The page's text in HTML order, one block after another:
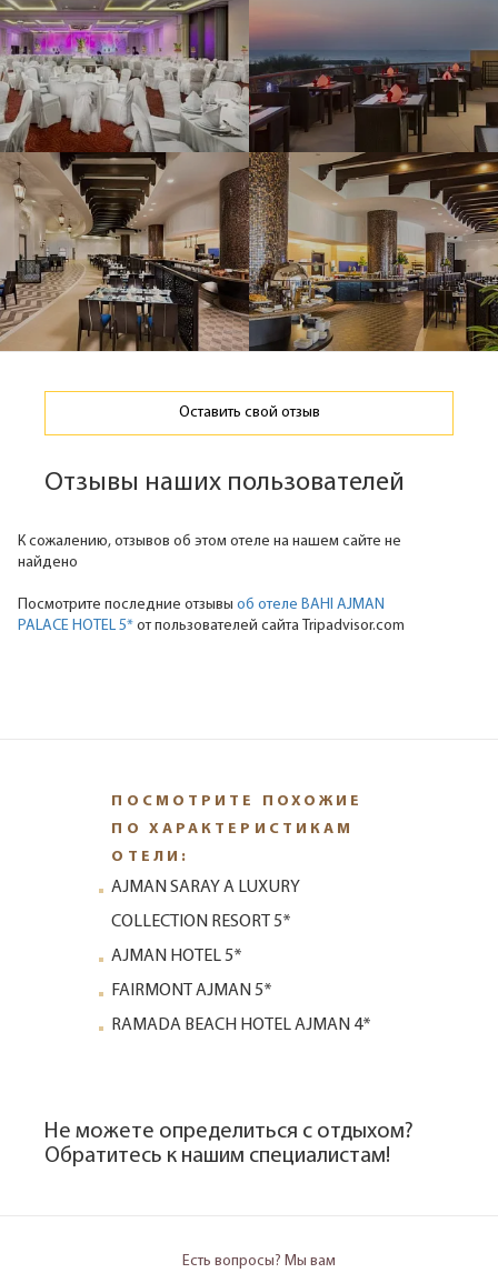
Оставить свой отзыв
Отзывы наших пользователей
К сожалению, отзывов об этом отеле на нашем сайте не
найдено
Посмотрите последние отзывы об отеле BAHI AJMAN
PALACE HOTEL 5* от пользователей сайта Tripadvisor.com
ПОСМОТРИТЕ ПОХОЖИЕ
ПО ХАРАКТЕРИСТИКАМ
ОТЕЛИ:
AJMAN SARAY A LUXURY
COLLECTION RESORT 5*
AJMAN HOTEL 5*
FAIRMONT AJMAN 5*
RAMADA BEACH HOTEL AJMAN 4*
Не можете определиться с отдыхом?
Обратитесь к нашим специалистам!
Есть вопросы? Мы вам